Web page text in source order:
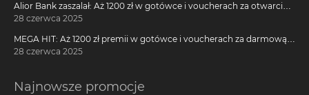
Alior Bank zaszalał: Aż 1200 zł w gotówce i voucherach za otwarcie
darmowego konta!
28 czerwca 2025
MEGA HIT: Aż 1200 zł premii w gotówce i voucherach za darmową
kartę kredytową Citi Simplicity
28 czerwca 2025
Najnowsze promocje